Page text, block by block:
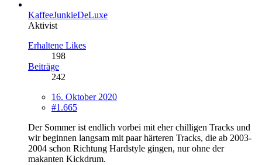
KaffeeJunkieDeLuxe
Aktivist
Erhaltene Likes
198
Beiträge
242
16. Oktober 2020
#1.665
Der Sommer ist endlich vorbei mit eher chilligen Tracks und
wir beginnen langsam mit paar härteren Tracks, die ab 2003-
2004 schon Richtung Hardstyle gingen, nur ohne der
makanten Kickdrum.